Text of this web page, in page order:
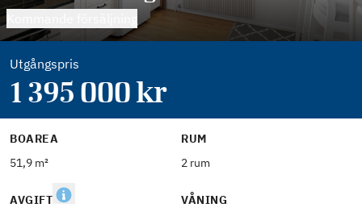
Utgångspris
1 395 000kr
BOAREA
51,9 m²
RUM
2 rum
AVGIFT
VÅNING